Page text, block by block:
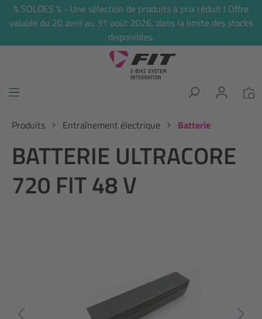
principal
% SOLDES % - Une sélection de produits à prix réduit ! Offre
valable du 20 avril au 31 août 2026, dans la limite des stocks
disponibles.
Produits Entraînement électrique Batterie
BATTERIE ULTRACORE
720 FIT 48 V